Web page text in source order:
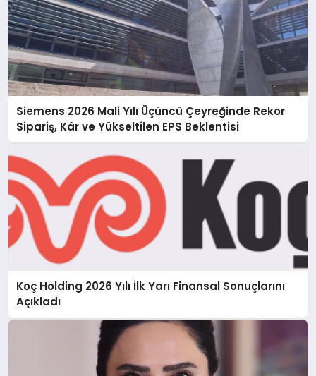
Siemens 2026 Mali Yılı Üçüncü Çeyreğinde Rekor
Sipariş, Kâr ve Yükseltilen EPS Beklentisi
Koç Holding 2026 Yılı İlk Yarı Finansal Sonuçlarını
Açıkladı